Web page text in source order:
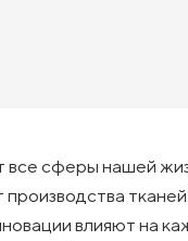
все сферы нашей
влияют на